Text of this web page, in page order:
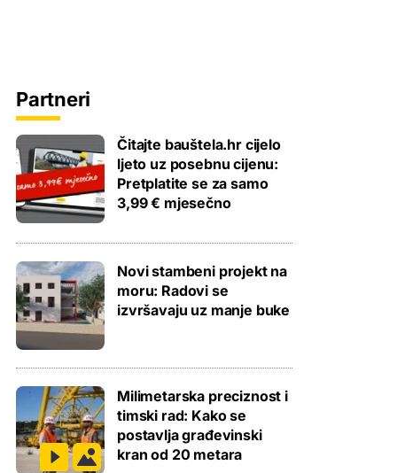
Partneri
Čitajte bauštela.hr cijelo
ljeto uz posebnu cijenu:
Pretplatite se za samo
3,99 € mjesečno
Novi stambeni projekt na
moru: Radovi se
izvršavaju uz manje buke
Milimetarska preciznost i
timski rad: Kako se
postavlja građevinski
kran od 20 metara